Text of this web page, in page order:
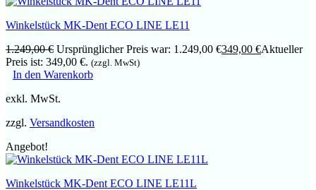
Winkelstück MK-Dent ECO LINE LE11
1.249,00€ Ursprünglicher Preis war: 1.249,00 €349,00 €Aktueller
Preis ist: 349,00 €. (zzgl. MwSt)
In den Warenkorb
exkl. MwSt.
zzgl. Versandkosten
Angebot!
Winkelstück MK-Dent ECO LINE LE11L